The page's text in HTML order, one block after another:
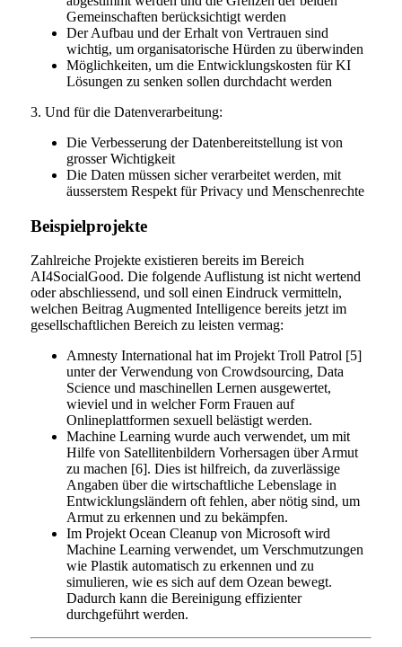
Gemeinschaften berücksichtigt werden
Der Aufbau und der Erhalt von Vertrauen sind
wichtig, um organisatorische Hürden zu überwinden
Möglichkeiten, um die Entwicklungskosten für KI
Lösungen zu senken sollen durchdacht werden
3. Und für die Datenverarbeitung:
Die Verbesserung der Datenbereitstellung ist von
grosser Wichtigkeit
Die Daten müssen sicher verarbeitet werden, mit
äusserstem Respekt für Privacy und Menschenrechte
Beispielprojekte
Zahlreiche Projekte existieren bereits im Bereich
AI4SocialGood. Die folgende Auflistung ist nicht wertend
oder abschliessend, und soll einen Eindruck vermitteln,
welchen Beitrag Augmented Intelligence bereits jetzt im
gesellschaftlichen Bereich zu leisten vermag:
Amnesty International hat im Projekt Troll Patrol [5]
unter der Verwendung von Crowdsourcing, Data
Science und maschinellen Lernen ausgewertet,
wieviel und in welcher Form Frauen auf
Onlineplattformen sexuell belästigt werden.
Machine Learning wurde auch verwendet, um mit
Hilfe von Satellitenbildern Vorhersagen über Armut
zu machen [6]. Dies ist hilfreich, da zuverlässige
Angaben über die wirtschaftliche Lebenslage in
Entwicklungsländern oft fehlen, aber nötig sind, um
Armut zu erkennen und zu bekämpfen.
Im Projekt Ocean Cleanup von Microsoft wird
Machine Learning verwendet, um Verschmutzungen
wie Plastik automatisch zu erkennen und zu
simulieren, wie es sich auf dem Ozean bewegt.
Dadurch kann die Bereinigung effizienter
durchgeführt werden.